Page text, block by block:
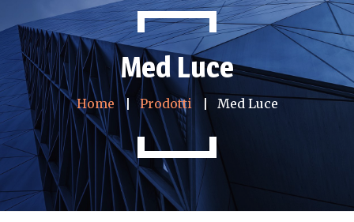
Med Luce
Home Prodotti Med Luce